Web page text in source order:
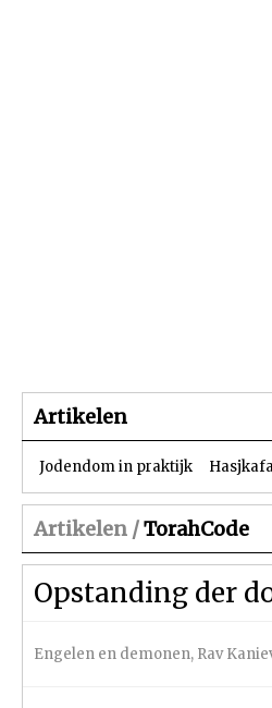
Artikelen
Jodendom in praktijk
Artikelen /TorahCode
Opstanding der
Engelen en demonen, Rav